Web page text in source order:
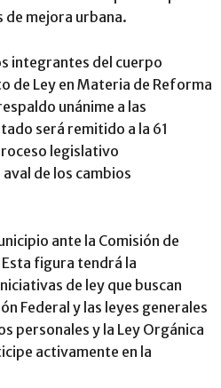
de mejora urbana.
integrantes del cuerpo
de Ley en Materia de Reforma
unánime a las
será remitido a la 61
legislativo
de los cambios
ante la Comisión de
figura tendrá la
de ley que buscan
Federal y las leyes generales
personales y la Ley Orgánica
activamente en la